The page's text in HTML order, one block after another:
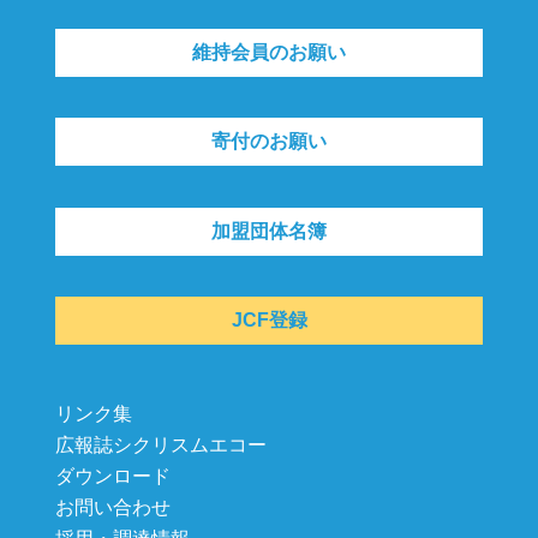
維持会員のお願い
寄付のお願い
加盟団体名簿
JCF登録
リンク集
広報誌シクリスムエコー
ダウンロード
お問い合わせ